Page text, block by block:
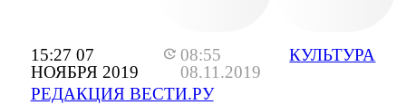
15:27 07
НОЯБРЯ 2019
08:55
08.11.2019
РЕДАКЦИЯ ВЕСТИ.РУ
КУЛЬТУРА